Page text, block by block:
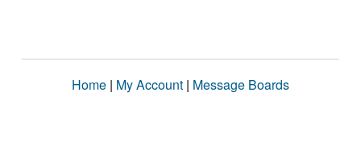
Home | My Account | Message Boards